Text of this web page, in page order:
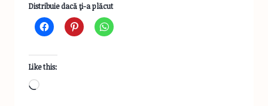
Distribuie dacă ţi-a plăcut
Like this:
Loading…